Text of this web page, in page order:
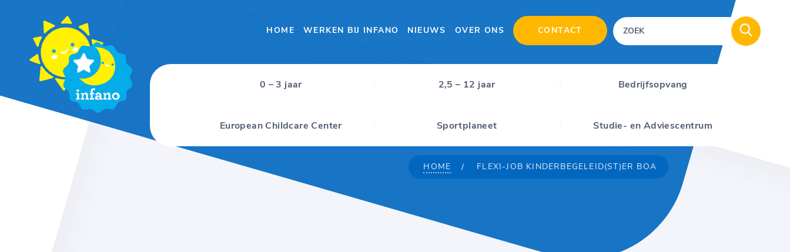
HOME WERKEN BIJ INFANO NIEUWS OVER ONS CONTACT
0 – 3 jaar 2,5 – 12 jaar Bedrijfsopvang
European Childcare Center Sportplaneet Studie- en Adviescentrum
HOME FLEXI-JOB KINDERBEGELEID(ST)ER BOA